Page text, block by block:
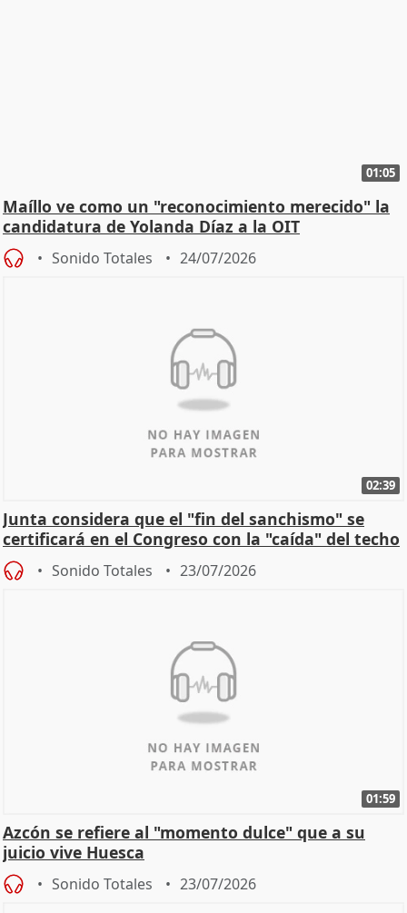
01:05
Maíllo ve como un "reconocimiento merecido" la
candidatura de Yolanda Díaz a la OIT
Sonido Totales 24/07/2026
02:39
Junta considera que el "fin del sanchismo" se
certificará en el Congreso con la "caída" del techo
de
Sonido Totales 23/07/2026
01:59
Azcón se refiere al "momento dulce" que a su
juicio vive Huesca
Sonido Totales 23/07/2026